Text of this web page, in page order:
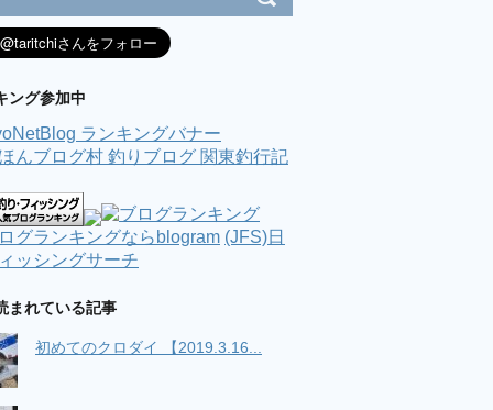
ング参加中
(JFS)日
ッシングサーチ
まれている記事
初めてのクロダイ 【2019.3.16...